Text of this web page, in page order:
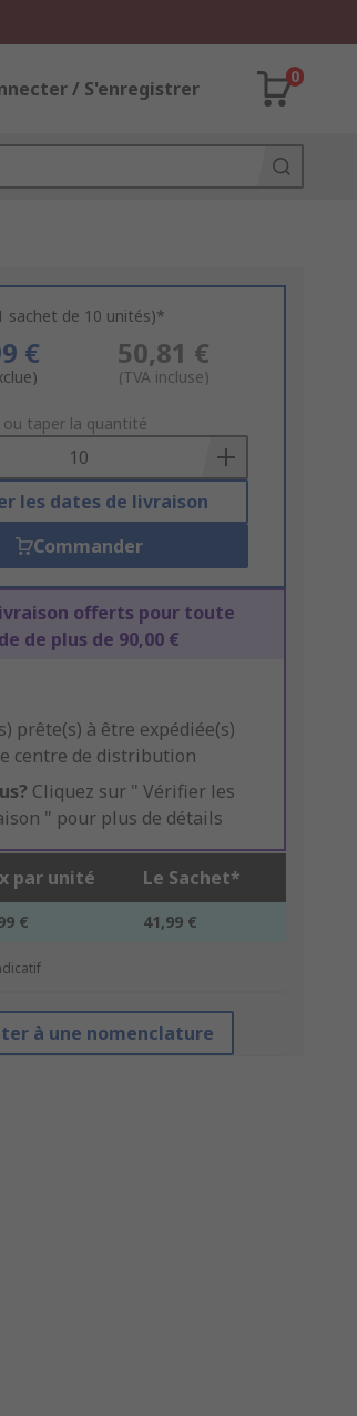
/ S'enregistrer
0
sachet de 10 unités)*
€ 50,81 €
(TVA incluse)
taper la quantité
les dates de livraison
Commander
offerts pour toute
de plus de 90,00 €
prête(s) à être expédiée(s)
centre de distribution
Cliquez sur " Vérifier les
" pour plus de détails
par unité Le Sachet*
€ 41,99 €
à une nomenclature